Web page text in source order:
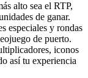
alto sea el RTP,
de ganar.
especiales y rondas
de puerto.
iconos
así tu experiencia